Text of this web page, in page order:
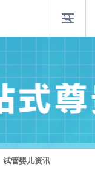
试管婴儿资讯